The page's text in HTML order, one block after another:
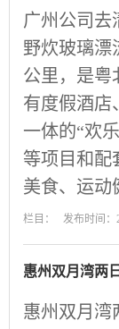
广州公司去
野炊玻璃漂
公里，是粤
有度假酒店
一体的“欢
等项目和配
美食、运动
栏目： 发布时间：
惠州双月湾两
惠州双月湾